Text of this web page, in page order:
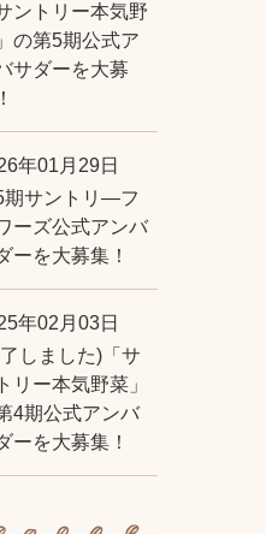
ントリー本気野
の第5期公式ア
サダーを大募
年01月29日
期サントリ―フ
ーズ公式アンバ
ーを大募集！
年02月03日
しました)「サ
リー本気野菜」
4期公式アンバ
ーを大募集！